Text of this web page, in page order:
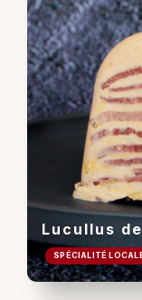
Lucullus
SPÉCIALITÉ